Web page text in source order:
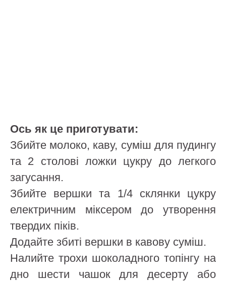
Ось як це приготувати:
Збийте молоко, каву, суміш для пудингу
та 2 столові ложки цукру до легкого
загусання.
Збийте вершки та 1/4 склянки цукру
електричним міксером до утворення
твердих піків.
Додайте збиті вершки в кавову суміш.
Налийте трохи шоколадного топінгу на
дно шести чашок для десерту або